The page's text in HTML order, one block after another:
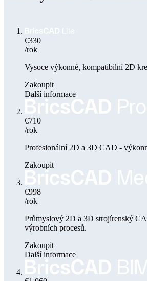
€330
/rok
Vysoce výkonné, kompatibilní 2D
Zakoupit
Další informace
€710
/rok
Profesionální 2D a 3D CAD -
Zakoupit
€998
/rok
Průmyslový 2D a 3D strojírenský
výrobních procesů.
Zakoupit
Další informace